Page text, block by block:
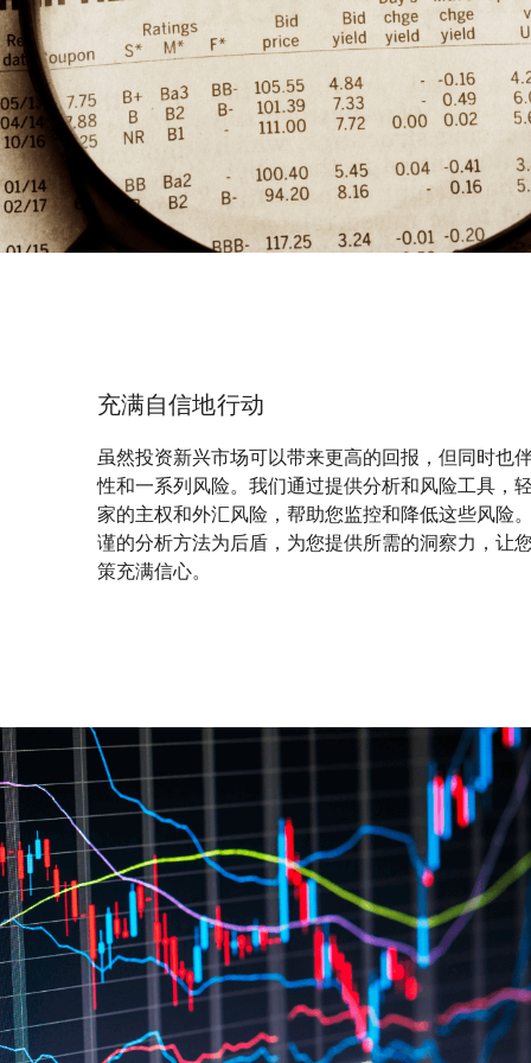
充满自信地行动
虽然投资新兴市场可以带来更高的回报，但同时也
性和一系列风险。我们通过提供分析和风险工具，
家的主权和外汇风险，帮助您监控和降低这些风险
谨的分析方法为后盾，为您提供所需的洞察力，让
策充满信心。